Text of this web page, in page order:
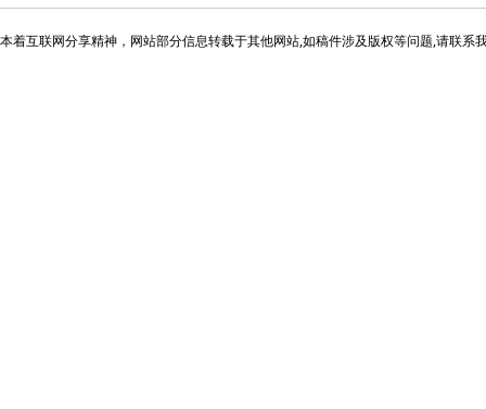
本着互联网分享精神，网站部分信息转载于其他网站,如稿件涉及版权等问题,请联